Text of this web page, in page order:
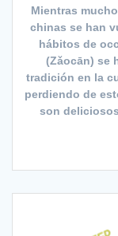
Mientras
chinas se han
hábitos de
(Zǎocān) se
tradición en la
perdiendo de
son